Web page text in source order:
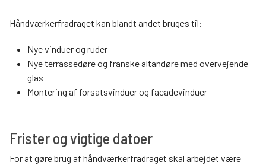
Håndværkerfradraget kan blandt andet bruges til:
Nye vinduer og ruder
Nye terrassedøre og franske altandøre med overvejende
glas
Montering af forsatsvinduer og facadevinduer
Frister og vigtige datoer
For at gøre brug af håndværkerfradraget skal arbejdet være